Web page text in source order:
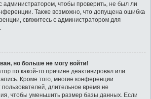
администратором, чтобы проверить, не был ли
Также возможно, что допущена ошибка
свяжитесь с администратором для
но больше не могу войти!
по какой-то причине деактивировал или
Кроме того, многие конференции
длительное время не
чтобы уменьшить размер базы данных. Если